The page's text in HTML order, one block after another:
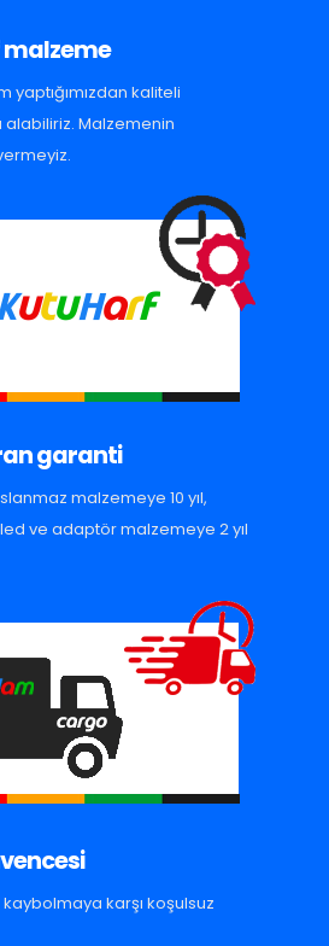
malzeme
yaptığımızdan kaliteli
Malzemenin
garanti
malzemeye 10 yıl,
ve adaptör malzemeye 2 yıl
kaybolmaya karşı koşulsuz